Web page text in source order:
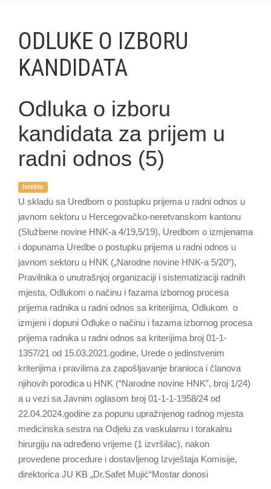
ODLUKE O IZBORU
KANDIDATA
Odluka o izboru
kandidata za prijem u
radni odnos (5)
Isteklo
U skladu sa Uredbom o postupku prijema u radni odnos u
javnom sektoru u Hercegovačko-neretvanskom kantonu
(Službene novine HNK-a 4/19,5/19), Uredbom o izmjenama
i dopunama Uredbe o postupku prijema u radni odnos u
javnom sektoru u HNK („Narodne novine HNK-a 5/20“),
Pravilnika o unutrašnjoj organizaciji i sistematizaciji radnih
mjesta, Odlukom o načinu i fazama izbornog procesa
prijema radnika u radni odnos sa kriterijima, Odlukom o
izmjeni i dopuni Odluke o načinu i fazama izbornog procesa
prijema radnika u radni odnos sa kriterijima broj 01-1-
1357/21 od 15.03.2021.godine, Urede o jedinstvenim
kriterijima i pravilima za zapošljavanje branioca i članova
njihovih porodica u HNK (“Narodne novine HNK”, broj 1/24)
a u vezi sa Javnim oglasom broj 01-1-1-1958/24 od
22.04.2024.godine za popunu upražnjenog radnog mjesta
medicinska sestra na Odjelu za vaskularnu i torakalnu
hirurgiju na određeno vrijeme (1 izvršilac), nakon
provedene procedure i dostavljenog Izvještaja Komisije,
direktorica JU KB „Dr.Safet Mujić“Mostar donosi